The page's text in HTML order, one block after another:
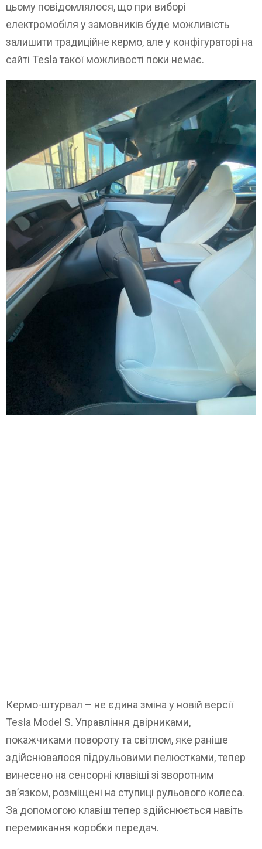
цьому повідомлялося, що при виборі
електромобіля у замовників буде можливість
залишити традиційне кермо, але у конфігураторі на
сайті Tesla такої можливості поки немає.
Кермо-штурвал – не єдина зміна у новій версії
Tesla Model S. Управління двірниками,
покажчиками повороту та світлом, яке раніше
здійснювалося підрульовими пелюстками, тепер
винесено на сенсорні клавіші зі зворотним
зв’язком, розміщені на ступиці рульового колеса.
За допомогою клавіш тепер здійснюється навіть
перемикання коробки передач.